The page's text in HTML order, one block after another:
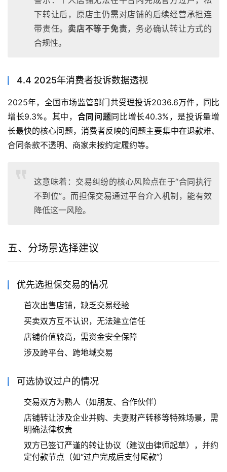
下转让后，原店主仍需对店铺的后续经营承担连
带责任。 卖店不等于免责，务必确认转让方式的
合规性。
4.4 2025年消费者投诉数据透视
2025年，全国市场监管部门共受理投诉2036.6万件，同比
增长9.3%。其中， 合同问题同比增长40.3%，是投诉量增
长最快的核心问题，消费者反映的问题主要集中在退款难、
合同条款不透明、商家未按约定履约等。
这意味着：交易纠纷的核心风险点在于“合同执行
不到位”。而担保交易通过平台介入机制，能有效
降低这一风险。
五、分场景选择建议
优先选担保交易的情况
首次出售店铺，缺乏交易经验
买卖双方互不认识，无法建立信任
店铺价值较高，需资金安全保障
涉及跨平台、跨地域交易
可选协议过户的情况
交易双方为熟人（如朋友、合作伙伴）
店铺转让涉及企业并购、夫妻财产转移等特殊场景，需
明确法律权责
双方已签订严谨的转让协议（建议由律师起草），并约
定付款节点（如“过户完成后支付尾款”）